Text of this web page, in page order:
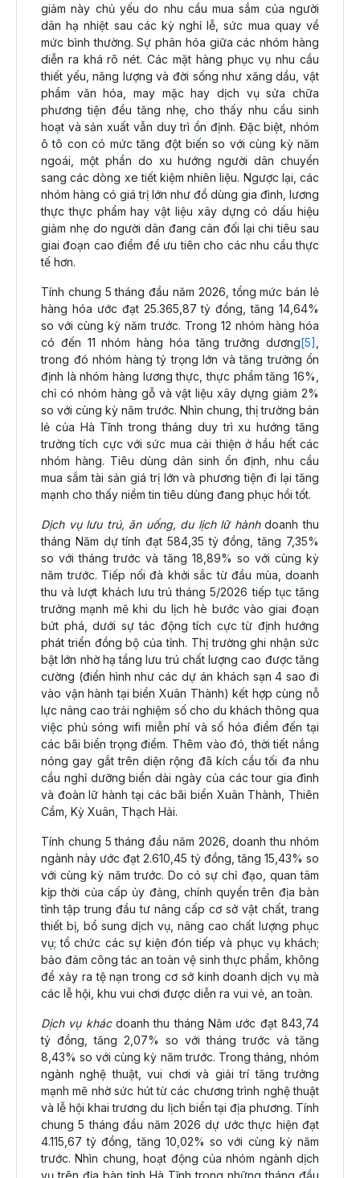
giảm này chủ yếu do nhu cầu mua sắm của người
dân hạ nhiệt sau các kỳ nghỉ lễ, sức mua quay về
mức bình thường. Sự phân hóa giữa các nhóm hàng
diễn ra khá rõ nét. Các mặt hàng phục vụ nhu cầu
thiết yếu, năng lượng và đời sống như xăng dầu, vật
phẩm văn hóa, may mặc hay dịch vụ sửa chữa
phương tiện đều tăng nhẹ, cho thấy nhu cầu sinh
hoạt và sản xuất vẫn duy trì ổn định. Đặc biệt, nhóm
ô tô con có mức tăng đột biến so với cùng kỳ năm
ngoái, một phần do xu hướng người dân chuyển
sang các dòng xe tiết kiệm nhiên liệu. Ngược lại, các
nhóm hàng có giá trị lớn như đồ dùng gia đình, lương
thực thực phẩm hay vật liệu xây dựng có dấu hiệu
giảm nhẹ do người dân đang cân đối lại chi tiêu sau
giai đoạn cao điểm để ưu tiên cho các nhu cầu thực
tế hơn.
Tính chung 5 tháng đầu năm 2026, tổng mức bán lẻ
hàng hóa ước đạt 25.365,87 tỷ đồng, tăng 14,64%
so với cùng kỳ năm trước. Trong 12 nhóm hàng hóa
có đến 11 nhóm hàng hóa tăng trưởng dương[5] ,
trong đó nhóm hàng tỷ trọng lớn và tăng trưởng ổn
định là nhóm hàng lương thực, thực phẩm tăng 16%,
chỉ có nhóm hàng gỗ và vật liệu xây dựng giảm 2%
so với cùng kỳ năm trước. Nhìn chung, thị trường bán
lẻ của Hà Tĩnh trong tháng duy trì xu hướng tăng
trưởng tích cực với sức mua cải thiện ở hầu hết các
nhóm hàng. Tiêu dùng dân sinh ổn định, nhu cầu
mua sắm tài sản giá trị lớn và phương tiện đi lại tăng
mạnh cho thấy niềm tin tiêu dùng đang phục hồi tốt.
Dịch vụ l­ưu trú, ăn uống, du lịch lữ hànhdoanh thu
tháng Năm dự tính đạt 584,35 tỷ đồng, tăng 7,35%
so với tháng trước và tăng 18,89% so với cùng kỳ
năm trước. Tiếp nối đà khởi sắc từ đầu mùa, doanh
thu và lượt khách lưu trú tháng 5/2026 tiếp tục tăng
trưởng mạnh mẽ khi du lịch hè bước vào giai đoạn
bứt phá, dưới sự tác động tích cực từ định hướng
phát triển đồng bộ của tỉnh. Thị trường ghi nhận sức
bật lớn nhờ hạ tầng lưu trú chất lượng cao được tăng
cường (điển hình như các dự án khách sạn 4 sao đi
vào vận hành tại biển Xuân Thành) kết hợp cùng nỗ
lực nâng cao trải nghiệm số cho du khách thông qua
việc phủ sóng wifi miễn phí và số hóa điểm đến tại
các bãi biển trọng điểm. Thêm vào đó, thời tiết nắng
nóng gay gắt trên diện rộng đã kích cầu tối đa nhu
cầu nghỉ dưỡng biển dài ngày của các tour gia đình
và đoàn lữ hành tại các bãi biển Xuân Thành, Thiên
Cầm, Kỳ Xuân, Thạch Hải.
Tính chung 5 tháng đầu năm 2026, doanh thu nhóm
ngành này ước đạt 2.610,45 tỷ đồng, tăng 15,43% so
với cùng kỳ năm trước. Do có sự chỉ đạo, quan tâm
kịp thời của cấp ủy đảng, chính quyền trên địa bàn
tỉnh tập trung đầu tư nâng cấp cơ sở vật chất, trang
thiết bị, bổ sung dịch vụ, nâng cao chất lượng phục
vụ; tổ chức các sự kiện đón tiếp và phục vụ khách;
bảo đảm công tác an toàn vệ sinh thực phẩm, không
để xảy ra tệ nạn trong cơ sở kinh doanh dịch vụ mà
các lễ hội, khu vui chơi được diễn ra vui vẻ, an toàn.
Dịch vụ khácdoanh thu tháng Năm ước đạt 843,74
tỷ đồng, tăng 2,07% so với tháng trước và tăng
8,43% so với cùng kỳ năm trước. Trong tháng, nhóm
ngành nghệ thuật, vui chơi và giải trí tăng trưởng
mạnh mẽ nhờ sức hút từ các chương trình nghệ thuật
và lễ hội khai trương du lịch biển tại địa phương. Tính
chung 5 tháng đầu năm 2026 dự ước thực hiện đạt
4.115,67 tỷ đồng, tăng 10,02% so với cùng kỳ năm
trước. Nhìn chung, hoạt động của nhóm ngành dịch